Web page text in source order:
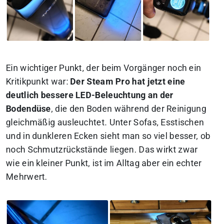
Ein wichtiger Punkt, der beim Vorgänger noch ein
Kritikpunkt war: Der Steam Pro hat jetzt eine
deutlich bessere LED-Beleuchtung an der
Bodendüse, die den Boden während der Reinigung
gleichmäßig ausleuchtet. Unter Sofas, Esstischen
und in dunkleren Ecken sieht man so viel besser, ob
noch Schmutzrückstände liegen. Das wirkt zwar
wie ein kleiner Punkt, ist im Alltag aber ein echter
Mehrwert.